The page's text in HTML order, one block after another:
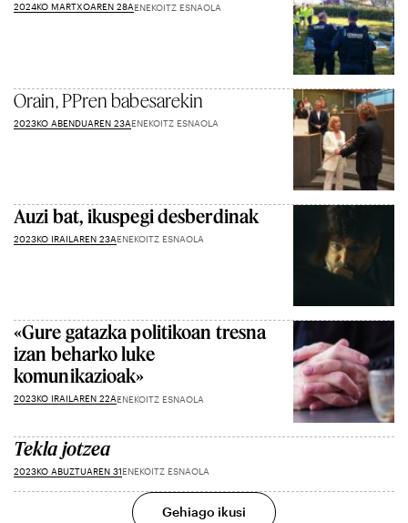
2024KO MARTXOAREN 28AENEKOITZ ESNAOLA
Orain, PPren babesarekin
2023KO ABENDUAREN 23AENEKOITZ ESNAOLA
Auzi bat, ikuspegi desberdinak
2023KO IRAILAREN 23AENEKOITZ ESNAOLA
«Gure gatazka politikoan tresna
izan beharko luke
komunikazioak»
2023KO IRAILAREN 22AENEKOITZ ESNAOLA
Tekla jotzea
2023KO ABUZTUAREN 31ENEKOITZ ESNAOLA
Gehiago ikusi